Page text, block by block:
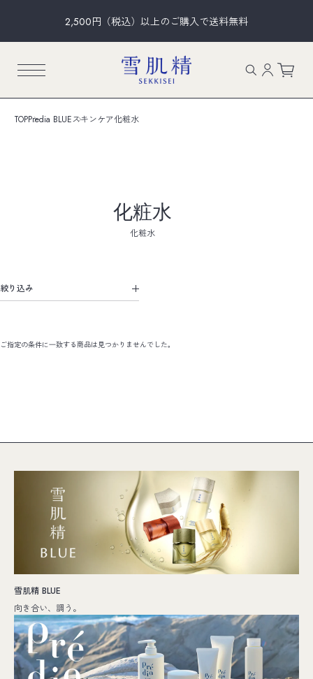
2,500円（税込）以上のご購入で送料無料
TOPPredia BLUEスキンケア化粧水
化粧水
化粧水
ご指定の条件に⼀致する商品は見つかりませんでした。
雪肌精 BLUE
向き合い、調う。